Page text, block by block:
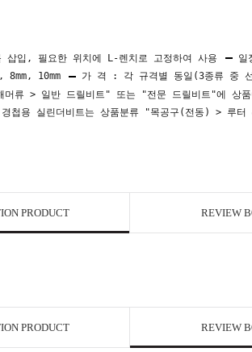
삽입, 필요한 위치에 L-렌치로 고정하여 사용 일
10mm 가 격 : 각 규격별 동일(3종류 중
류 > 일반 드릴비트" 또는 "전문 드릴비트"에 상
첩용 실린더비트는 상품분류 "목공구(전동) > 루
PRODUCT REVIEW
PRODUCT REVIEW